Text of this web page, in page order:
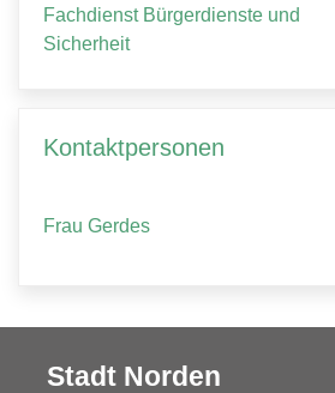
Fachdienst Bürgerdienste und
Sicherheit
Kontaktpersonen
Frau Gerdes
Stadt Norden